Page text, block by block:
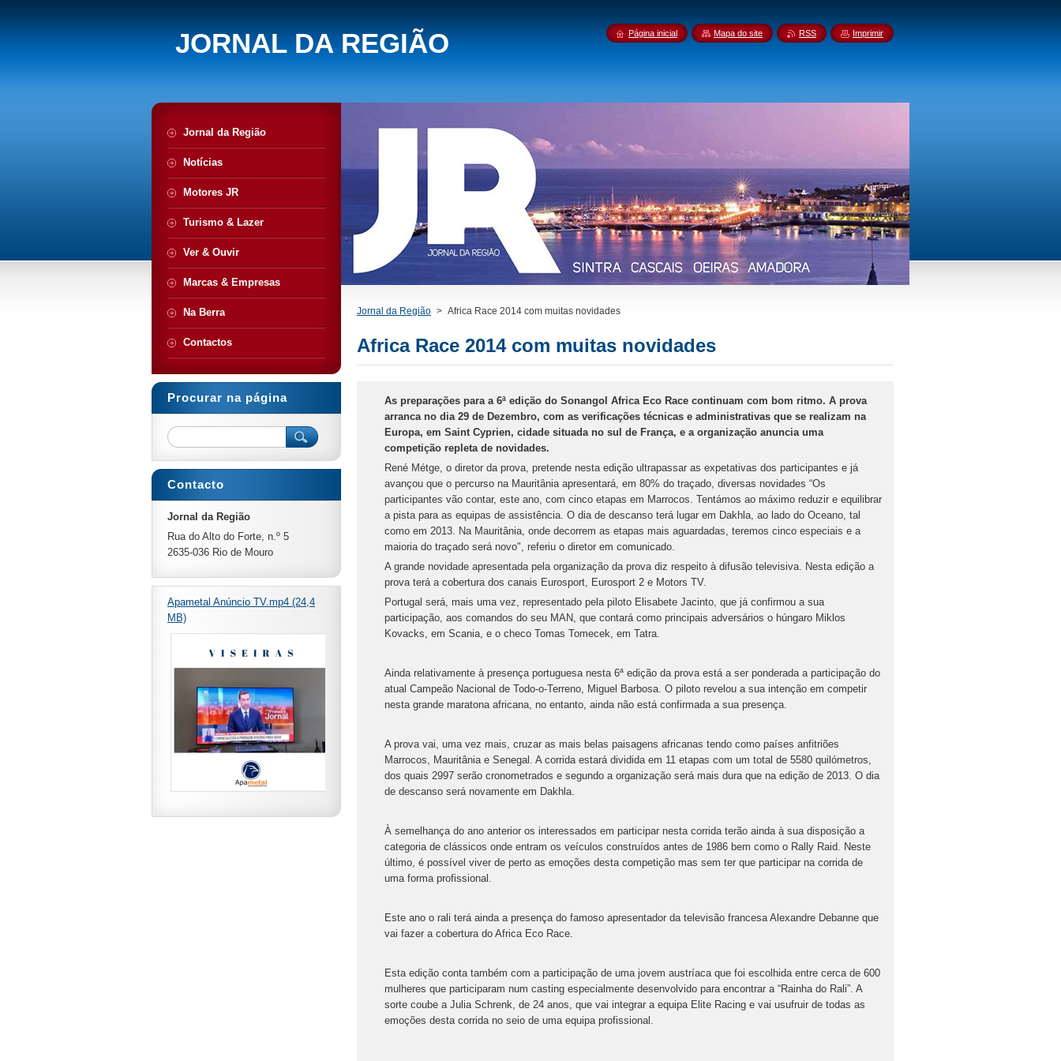
JORNAL DA REGIÃO
Jornal da Região > Africa Race 2014 com muitas novidades
Africa Race 2014 com muitas novidades
As preparações para a 6ª edição do Sonangol Africa Eco Race continuam com bom ritmo. A prova
arranca no dia 29 de Dezembro, com as verificações técnicas e administrativas que se realizam na
Europa, em Saint Cyprien, cidade situada no sul de França, e a organização anuncia uma
competição repleta de novidades.
René Métge, o diretor da prova, pretende nesta edição ultrapassar as expetativas dos participantes e já
avançou que o percurso na Mauritânia apresentará, em 80% do traçado, diversas novidades “Os
participantes vão contar, este ano, com cinco etapas em Marrocos. Tentámos ao máximo reduzir e equilibrar
a pista para as equipas de assistência. O dia de descanso terá lugar em Dakhla, ao lado do Oceano, tal
como em 2013. Na Mauritânia, onde decorrem as etapas mais aguardadas, teremos cinco especiais e a
maioria do traçado será novo", referiu o diretor em comunicado.
A grande novidade apresentada pela organização da prova diz respeito à difusão televisiva. Nesta edição a
prova terá a cobertura dos canais Eurosport, Eurosport 2 e Motors TV.
Portugal será, mais uma vez, representado pela piloto Elisabete Jacinto, que já confirmou a sua
participação, aos comandos do seu MAN, que contará como principais adversários o húngaro Miklos
Kovacks, em Scania, e o checo Tomas Tomecek, em Tatra.
Ainda relativamente à presença portuguesa nesta 6ª edição da prova está a ser ponderada a participação do
atual Campeão Nacional de Todo-o-Terreno, Miguel Barbosa. O piloto revelou a sua intenção em competir
nesta grande maratona africana, no entanto, ainda não está confirmada a sua presença.
A prova vai, uma vez mais, cruzar as mais belas paisagens africanas tendo como países anfitriões
Marrocos, Mauritânia e Senegal. A corrida estará dividida em 11 etapas com um total de 5580 quilómetros,
dos quais 2997 serão cronometrados e segundo a organização será mais dura que na edição de 2013. O dia
de descanso será novamente em Dakhla.
À semelhança do ano anterior os interessados em participar nesta corrida terão ainda à sua disposição a
categoria de clássicos onde entram os veículos construídos antes de 1986 bem como o Rally Raid. Neste
último, é possível viver de perto as emoções desta competição mas sem ter que participar na corrida de
uma forma profissional.
Este ano o rali terá ainda a presença do famoso apresentador da televisão francesa Alexandre Debanne que
vai fazer a cobertura do Africa Eco Race.
Esta edição conta também com a participação de uma jovem austríaca que foi escolhida entre cerca de 600
mulheres que participaram num casting especialmente desenvolvido para encontrar a “Rainha do Rali”. A
sorte coube a Julia Schrenk, de 24 anos, que vai integrar a equipa Elite Racing e vai usufruir de todas as
emoções desta corrida no seio de uma equipa profissional.
Jornal da Região
Notícias
Motores JR
Turismo & Lazer
Ver & Ouvir
Marcas & Empresas
Na Berra
Contactos
Procurar na página
Contacto
Jornal da Região
Rua do Alto do Forte, n.º 5
2635-036 Rio de Mouro
Apametal Anúncio TV.mp4 (24,4
MB)
Página inicial Mapa do site RSS Imprimir